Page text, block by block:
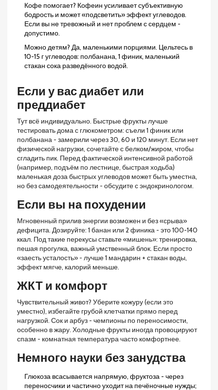
Кофе помогает? Кофеин усиливает субъективную
бодрость и может «подсветить» эффект углеводов.
Если вы не тревожный и нет проблем с сердцем -
допустимо.
Можно детям? Да, маленькими порциями. Цельтесь в
10-15 г углеводов: полбанана, 1 финик, маленький
стакан сока разведённого водой.
Если у вас диабет или
преддиабет
Тут всё индивидуально. Быстрые фрукты лучше
тестировать дома с глюкометром: съели 1 финик или
полбанана - замерили через 30, 60 и 120 минут. Если нет
физической нагрузки, сочетайте с белком/жиром, чтобы
сгладить пик. Перед фактической интенсивной работой
(например, подъём по лестнице, быстрая ходьба)
маленькая доза быстрых углеводов может быть уместна,
но без самодеятельности - обсудите с эндокринологом.
Если вы на похудении
Мгновенный прилив энергии возможен и без «срыва»
дефицита. Дозируйте: 1 банан или 2 финика - это 100-140
ккал. Под такие перекусы ставьте «мишень»: тренировка,
пешая прогулка, важный умственный блок. Если просто
«заесть усталость» - лучше 1 мандарин + стакан воды,
эффект мягче, калорий меньше.
ЖКТ и комфорт
Чувствительный живот? Уберите кожуру (если это
уместно), избегайте грубой клетчатки прямо перед
нагрузкой. Сок и арбуз - чемпионы по переносимости,
особенно в жару. Холодные фрукты иногда провоцируют
спазм - комнатная температура часто комфортнее.
Немного науки без занудства
Глюкоза всасывается напрямую, фруктоза - через
переносчики и частично уходит на печёночные нужды;